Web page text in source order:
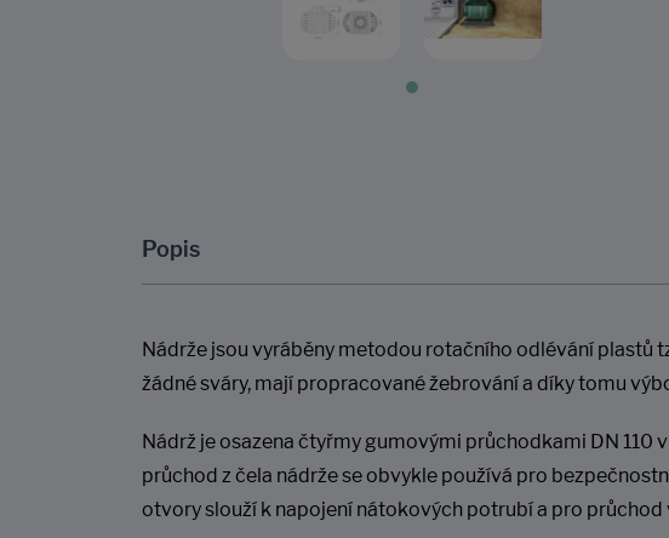
Popis
Nádrže jsou vyráběny metodou rotačního odlévání plastů
žádné sváry, mají propracované žebrování a díky tomu
Nádrž je osazena čtyřmy gumovými průchodkami DN 110
průchod z čela nádrže se obvykle používá pro
otvory slouží k napojení nátokových potrubí a pro průchod